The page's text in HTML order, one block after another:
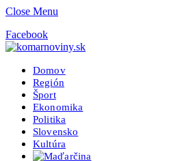
Close Menu
Facebook
Domov
Región
Šport
Ekonomika
Politika
Slovensko
Kultúra